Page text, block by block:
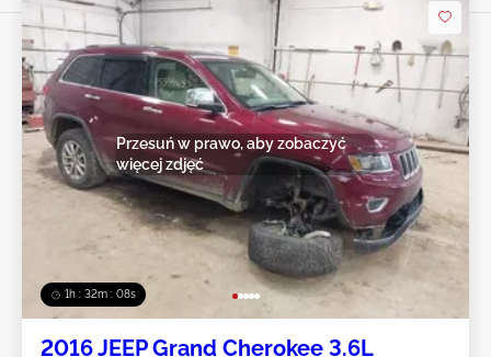
1h : 32m : 05s
Przesuń w prawo, aby zobaczyć
więcej zdjęć
2016 JEEP Grand Cherokee 3.6L